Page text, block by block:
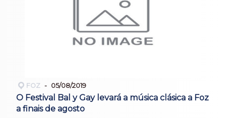
FOZ 05/08/2019
O Festival Bal y Gay levará a música clásica a Foz
a finais de agosto